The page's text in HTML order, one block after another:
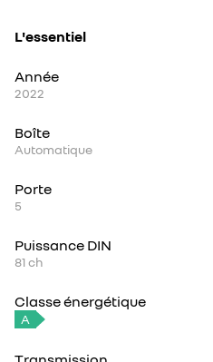
L'essentiel
Année
2022
Boîte
Automatique
Porte
5
Puissance DIN
81ch
Classe énergétique
A